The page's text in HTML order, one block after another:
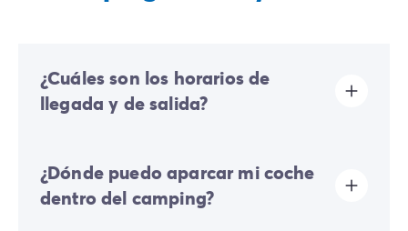
¿Cuáles son los horarios de
llegada y de salida?
se realizan de 08:00 a 10:00. A tu llegada, dirígete
directamente a la recepción de Homair Vacances -
Eurocamp (marcas de nuestro grupo).
¿Dónde puedo aparcar mi coche
dentro del camping?